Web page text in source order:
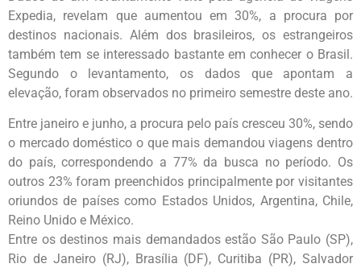
Expedia, revelam que aumentou em 30%, a procura por
destinos nacionais. Além dos brasileiros, os estrangeiros
também tem se interessado bastante em conhecer o Brasil.
Segundo o levantamento, os dados que apontam a
elevação, foram observados no primeiro semestre deste ano.
Entre janeiro e junho, a procura pelo país cresceu 30%, sendo
o mercado doméstico o que mais demandou viagens dentro
do país, correspondendo a 77% da busca no período. Os
outros 23% foram preenchidos principalmente por visitantes
oriundos de países como Estados Unidos, Argentina, Chile,
Reino Unido e México.
Entre os destinos mais demandados estão São Paulo (SP),
Rio de Janeiro (RJ), Brasília (DF), Curitiba (PR), Salvador